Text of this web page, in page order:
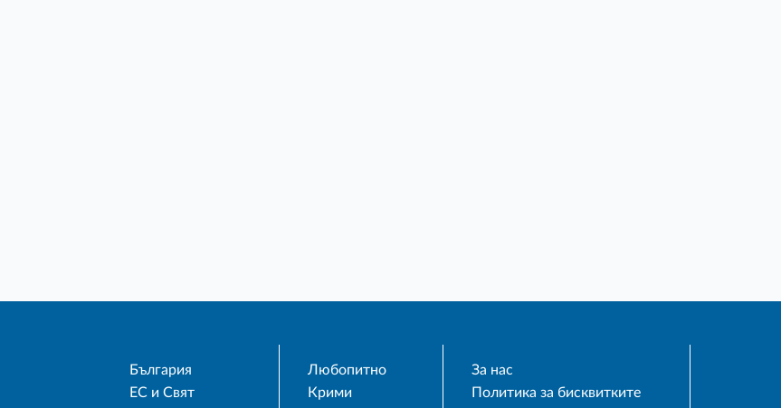
България
ЕС и Свят
Любопитно
Крими
За нас
Политика за бисквитките